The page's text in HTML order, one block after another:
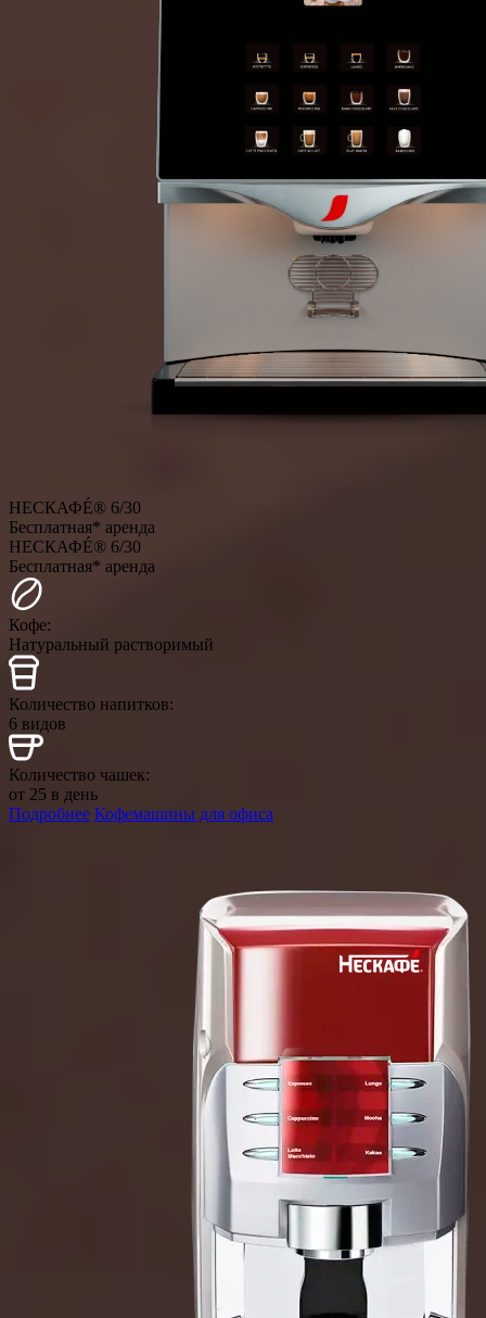
НЕСКАФÉ® 6/30
Бесплатная* аренда
НЕСКАФÉ® 6/30
Бесплатная* аренда
Кофе:
Натуральный растворимый
Количество напитков:
6 видов
Количество чашек:
от 25 в день
Подробнее Кофемашины для офиса